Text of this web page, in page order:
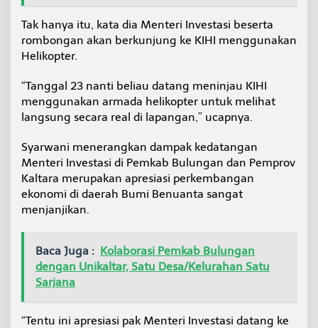
i
n
g
-
n
k
u
a
d
Tak hanya itu, kata dia Menteri Investasi beserta
rombongan akan berkunjung ke KIHI menggunakan
Helikopter.
“Tanggal 23 nanti beliau datang meninjau KIHI
menggunakan armada helikopter untuk melihat
langsung secara real di lapangan,” ucapnya.
Syarwani menerangkan dampak kedatangan
Menteri Investasi di Pemkab Bulungan dan Pemprov
Kaltara merupakan apresiasi perkembangan
ekonomi di daerah Bumi Benuanta sangat
menjanjikan.
Baca Juga : Kolaborasi Pemkab Bulungan
dengan Unikaltar, Satu Desa/Kelurahan Satu
Sarjana
“Tentu ini apresiasi pak Menteri Investasi datang ke